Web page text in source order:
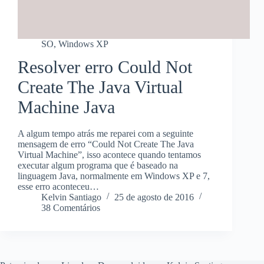
SO, Windows XP
Resolver erro Could Not
Create The Java Virtual
Machine Java
A algum tempo atrás me reparei com a seguinte
mensagem de erro “Could Not Create The Java
Virtual Machine”, isso acontece quando tentamos
executar algum programa que é baseado na
linguagem Java, normalmente em Windows XP e 7,
esse erro aconteceu…
Kelvin Santiago
25 de agosto de 2016
38 Comentários